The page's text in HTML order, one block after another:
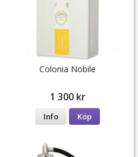
Colonia Nobile
1 300 kr
Info Köp